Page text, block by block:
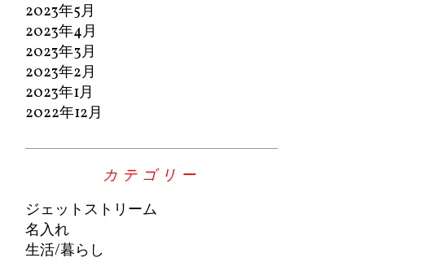
2023年5月
2023年4月
2023年3月
2023年2月
2023年1月
2022年12月
カテゴリー
ジェットストリーム
名入れ
生活/暮らし